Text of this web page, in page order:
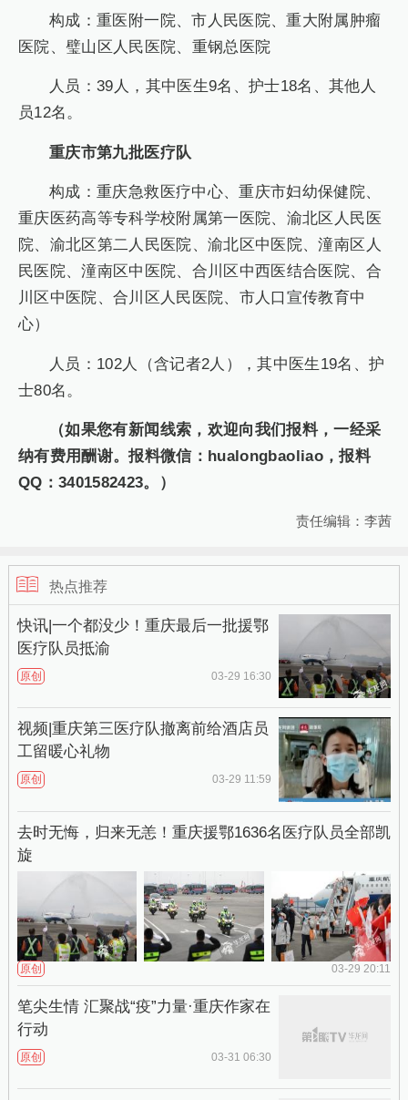
构成：重医附一院、市人民医院、重大附属肿瘤
医院、璧山区人民医院、重钢总医院
人员：39人，其中医生9名、护士18名、其他人
员12名。
重庆市第九批医疗队
构成：重庆急救医疗中心、重庆市妇幼保健院、
重庆医药高等专科学校附属第一医院、渝北区人民医
院、渝北区第二人民医院、渝北区中医院、潼南区人
民医院、潼南区中医院、合川区中西医结合医院、合
川区中医院、合川区人民医院、市人口宣传教育中
心）
人员：102人（含记者2人），其中医生19名、护
士80名。
（如果您有新闻线索，欢迎向我们报料，一经采
纳有费用酬谢。报料微信：hualongbaoliao，报料
QQ：3401582423。）
责任编辑：李茜
热点推荐
快讯|一个都没少！重庆最后一批援鄂
医疗队员抵渝
原创 03-29 16:30
视频|重庆第三医疗队撤离前给酒店员
工留暖心礼物
原创 03-29 11:59
去时无悔，归来无恙！重庆援鄂1636名医疗队员全部凯
旋
原创 03-29 20:11
笔尖生情 汇聚战“疫”力量·重庆作家在
行动
原创 03-31 06:30